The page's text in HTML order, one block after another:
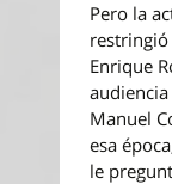
Pero la
Enrique
Manuel
esa
le